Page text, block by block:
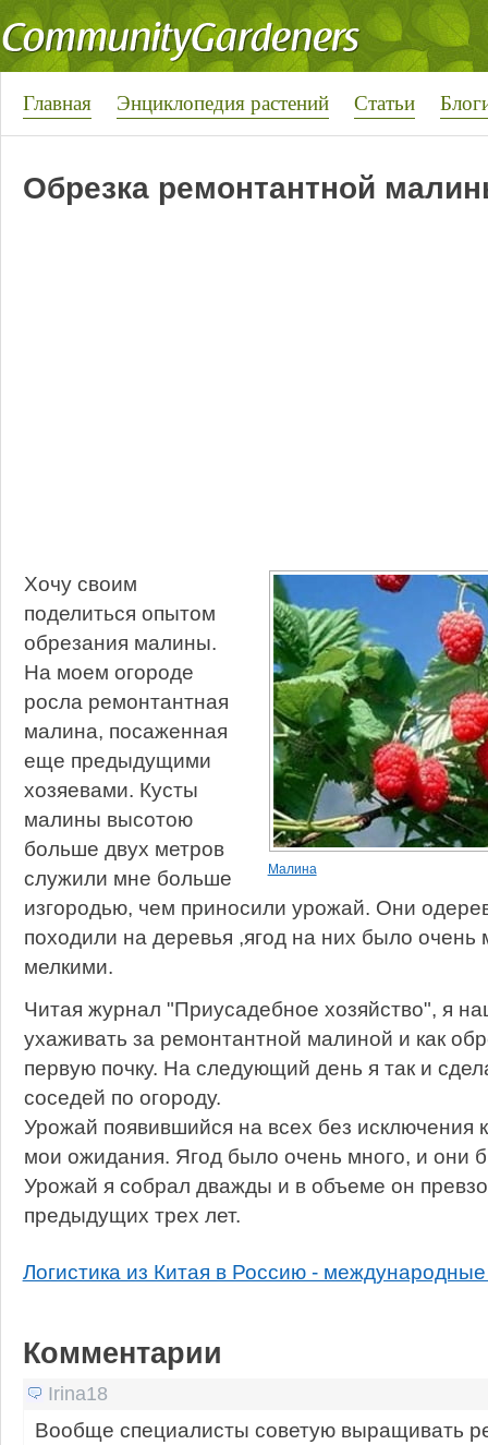
Главная Энциклопедия растений Статьи
Обрезка ремонтантной
Малина
Хочу своим
поделиться опытом
обрезания малины.
На моем огороде
росла ремонтантная
малина, посаженная
еще предыдущими
хозяевами. Кусты
малины высотою
больше двух метров
служили мне больше
изгородью, чем приносили урожай. Они
походили на деревья ,ягод на них было
мелкими.
Читая журнал "Приусадебное хозяйство", я
ухаживать за ремонтантной малиной и как
первую почку. На следующий день я так и
соседей по огороду.
Урожай появившийся на всех без исключения
мои ожидания. Ягод было очень много, и они
Урожай я собрал дважды и в объеме он
предыдущих трех лет.
Логистика из Китая в Россию - международные
Комментарии
Irina18
Вообще специалисты советую выращивать